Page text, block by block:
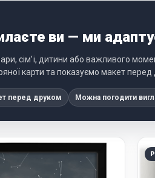
ви — ми
сім’ї, дитини або важливого
карти та показуємо макет перед
перед друком Можна погодити